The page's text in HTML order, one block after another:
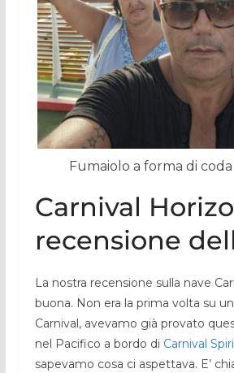
Fumaiolo a forma di
Carnival
recensione
La nostra recensione sulla nave
buona. Non era la prima volta su
Carnival, avevamo già provato
nel Pacifico a bordo di Carnival
sapevamo cosa ci aspettava. E’